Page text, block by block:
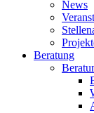
News
Beratung